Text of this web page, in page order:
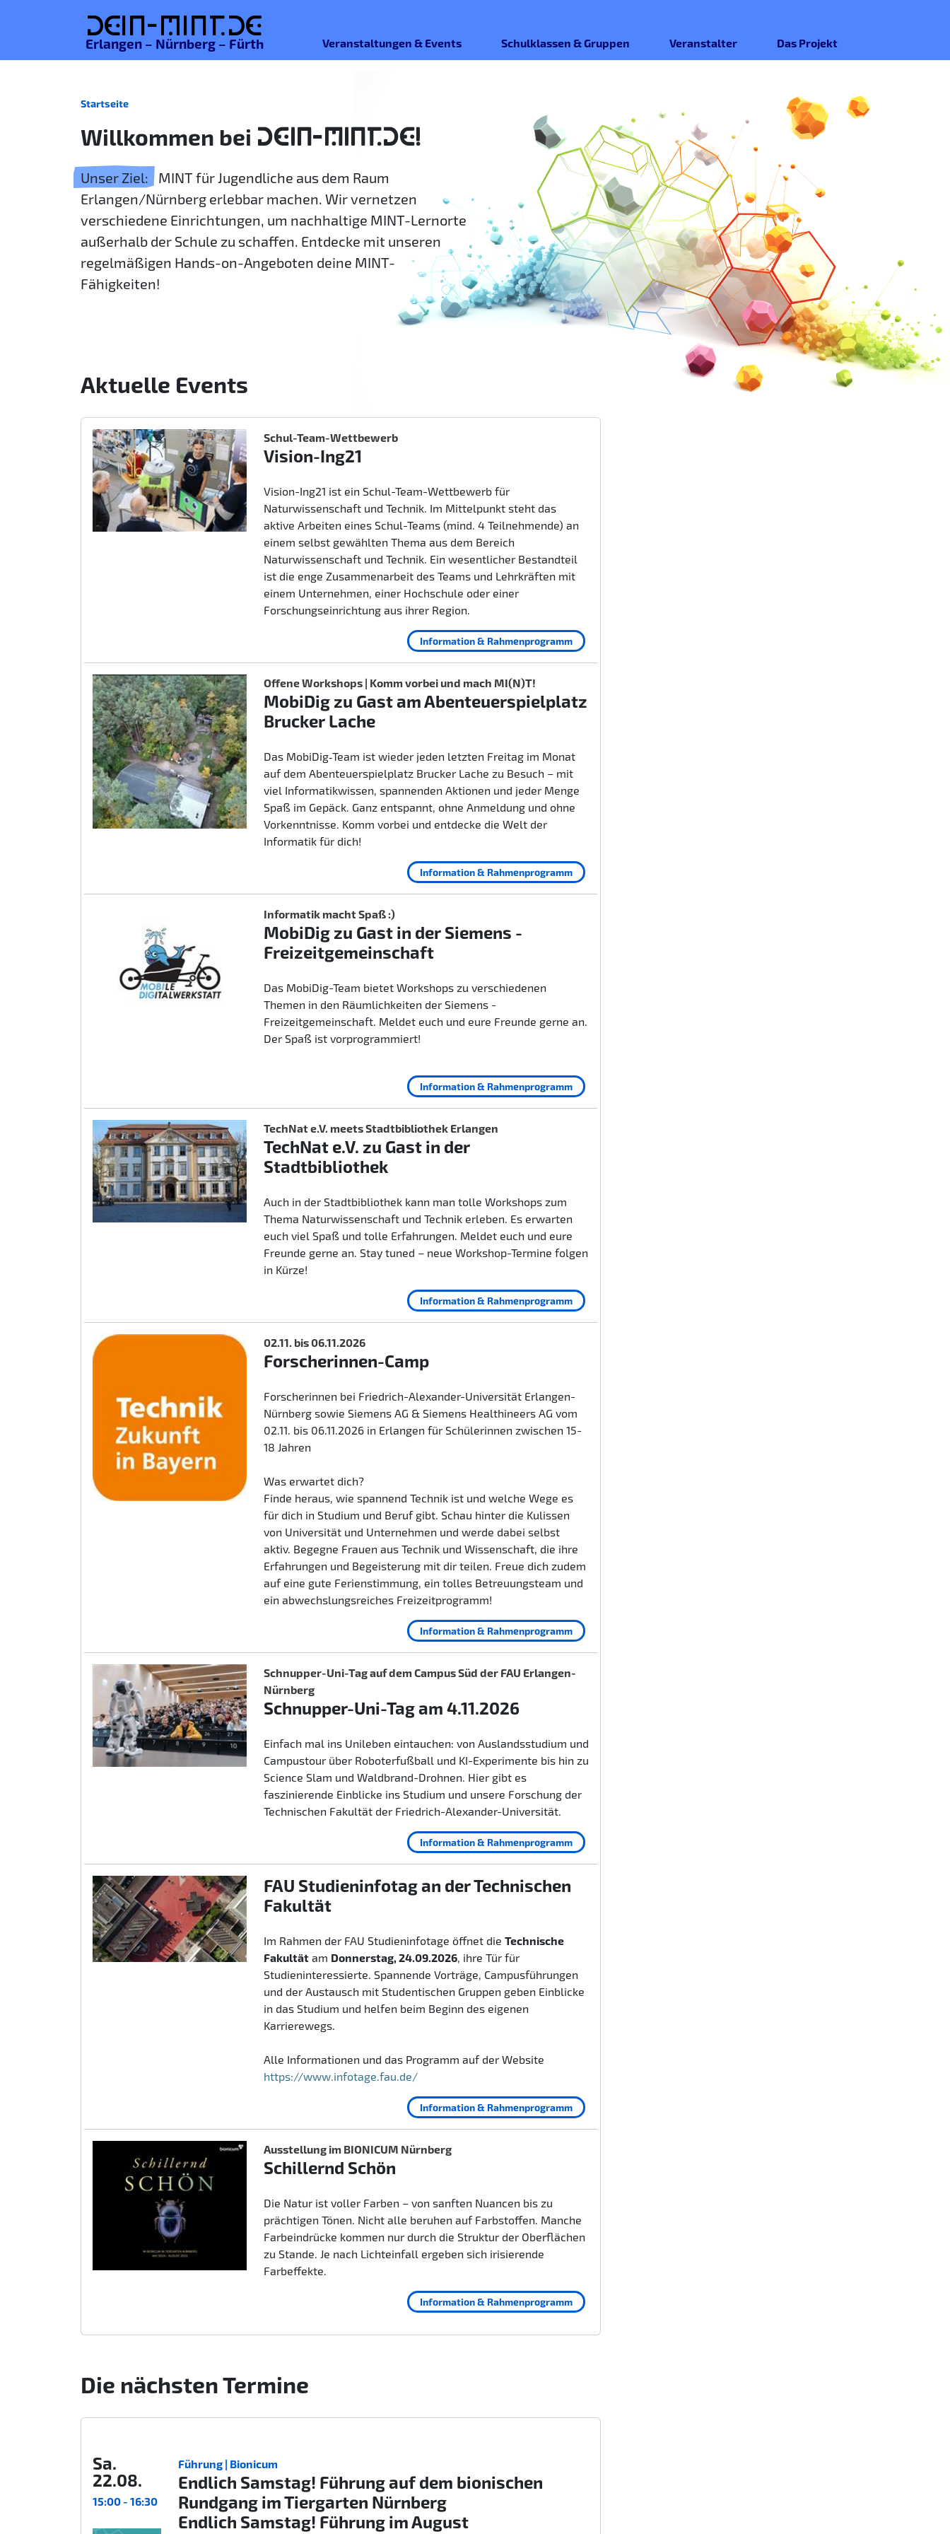
Dein-MINT.de
Erlangen – Nürnberg – Fürth Veranstaltungen & Events Schulklassen & Gruppen Veranstalter Das Projekt
Startseite
Willkommen bei DEIN-MINT.DE!
Unser Ziel:
MINT für Jugendliche aus dem Raum
Erlangen/Nürnberg erlebbar machen. Wir vernetzen
verschiedene Einrichtungen, um nachhaltige MINT-Lernorte
außerhalb der Schule zu schaffen. Entdecke mit unseren
regelmäßigen Hands-on-Angeboten deine MINT-
Fähigkeiten!
Aktuelle Events
Schul-Team-Wettbewerb
Vision-Ing21
Vision-Ing21 ist ein Schul-Team-Wettbewerb für
Naturwissenschaft und Technik. Im Mittelpunkt steht das
aktive Arbeiten eines Schul-Teams (mind. 4 Teilnehmende) an
einem selbst gewählten Thema aus dem Bereich
Naturwissenschaft und Technik. Ein wesentlicher Bestandteil
ist die enge Zusammenarbeit des Teams und Lehrkräften mit
einem Unternehmen, einer Hochschule oder einer
Forschungseinrichtung aus ihrer Region.
Information & Rahmenprogramm
Offene Workshops | Komm vorbei und mach MI(N)T!
MobiDig zu Gast am Abenteuerspielplatz
Brucker Lache
Das MobiDig‑Team ist wieder jeden letzten Freitag im Monat
auf dem Abenteuerspielplatz Brucker Lache zu Besuch – mit
viel Informatikwissen, spannenden Aktionen und jeder Menge
Spaß im Gepäck. Ganz entspannt, ohne Anmeldung und ohne
Vorkenntnisse. Komm vorbei und entdecke die Welt der
Informatik für dich!
Information & Rahmenprogramm
Informatik macht Spaß :)
MobiDig zu Gast in der Siemens -
Freizeitgemeinschaft
Das MobiDig-Team bietet Workshops zu verschiedenen
Themen in den Räumlichkeiten der Siemens -
Freizeitgemeinschaft. Meldet euch und eure Freunde gerne an.
Der Spaß ist vorprogrammiert!
Information & Rahmenprogramm
TechNat e.V. meets Stadtbibliothek Erlangen
TechNat e.V. zu Gast in der
Stadtbibliothek
Auch in der Stadtbibliothek kann man tolle Workshops zum
Thema Naturwissenschaft und Technik erleben. Es erwarten
euch viel Spaß und tolle Erfahrungen. Meldet euch und eure
Freunde gerne an. Stay tuned – neue Workshop-Termine folgen
in Kürze!
Information & Rahmenprogramm
02.11. bis 06.11.2026
Forscherinnen-Camp
Forscherinnen bei Friedrich-Alexander-Universität Erlangen-
Nürnberg sowie Siemens AG & Siemens Healthineers AG vom
02.11. bis 06.11.2026 in Erlangen für Schülerinnen zwischen 15-
18 Jahren
Was erwartet dich?
Finde heraus, wie spannend Technik ist und welche Wege es
für dich in Studium und Beruf gibt. Schau hinter die Kulissen
von Universität und Unternehmen und werde dabei selbst
aktiv. Begegne Frauen aus Technik und Wissenschaft, die ihre
Erfahrungen und Begeisterung mit dir teilen. Freue dich zudem
auf eine gute Ferienstimmung, ein tolles Betreuungsteam und
ein abwechslungsreiches Freizeitprogramm!
Information & Rahmenprogramm
Schnupper-Uni-Tag auf dem Campus Süd der FAU Erlangen-
Nürnberg
Schnupper-Uni-Tag am 4.11.2026
Einfach mal ins Unileben eintauchen: von Auslandsstudium und
Campustour über Roboterfußball und KI-Experimente bis hin zu
Science Slam und Waldbrand-Drohnen. Hier gibt es
faszinierende Einblicke ins Studium und unsere Forschung der
Technischen Fakultät der Friedrich-Alexander-Universität.
Information & Rahmenprogramm
FAU Studieninfotag an der Technischen
Fakultät
Im Rahmen der FAU Studieninfotage öffnet die Technische
Fakultät am Donnerstag, 24.09.2026, ihre Tür für
Studieninteressierte. Spannende Vorträge, Campusführungen
und der Austausch mit Studentischen Gruppen geben Einblicke
in das Studium und helfen beim Beginn des eigenen
Karrierewegs.
Alle Informationen und das Programm auf der Website
https://www.infotage.fau.de/
Information & Rahmenprogramm
Ausstellung im BIONICUM Nürnberg
Schillernd Schön
Die Natur ist voller Farben – von sanften Nuancen bis zu
prächtigen Tönen. Nicht alle beruhen auf Farbstoffen. Manche
Farbeindrücke kommen nur durch die Struktur der Oberflächen
zu Stande. Je nach Lichteinfall ergeben sich irisierende
Farbeffekte.
Information & Rahmenprogramm
Die nächsten Termine
Sa.
22.08.
15:00 - 16:30
Führung | Bionicum
Endlich Samstag! Führung auf dem bionischen
Rundgang im Tiergarten Nürnberg
Endlich Samstag! Führung im August